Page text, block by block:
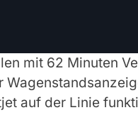
mit 62 Minuten
auf der Linie